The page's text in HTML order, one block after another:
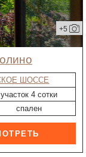
+5
ШОССЕ
участок 4 сотки
спален